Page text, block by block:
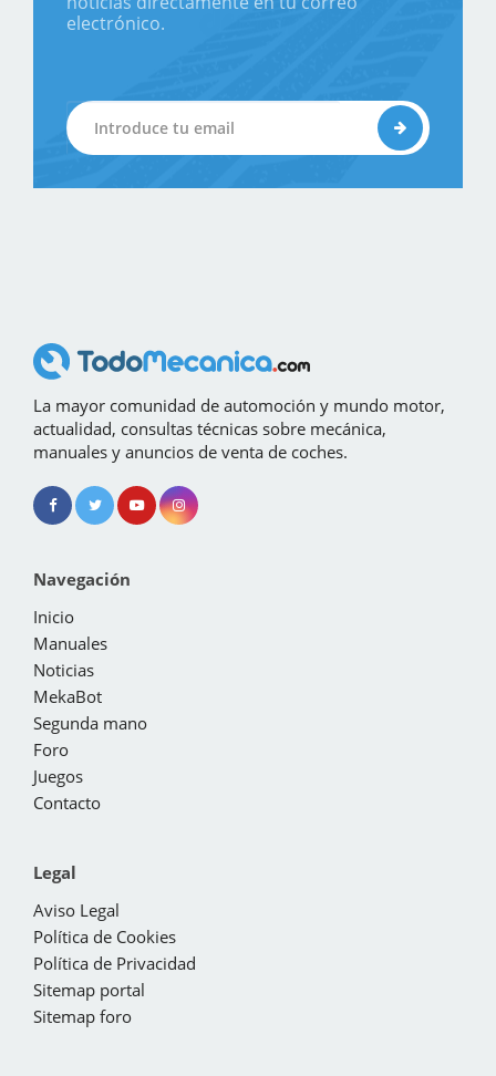
electrónico.
La mayor comunidad de automoción y mundo motor,
actualidad, consultas técnicas sobre mecánica,
manuales y anuncios de venta de coches.
Navegación
Inicio
Manuales
Noticias
MekaBot
Segunda mano
Foro
Juegos
Contacto
Legal
Aviso Legal
Política de Cookies
Política de Privacidad
Sitemap portal
Sitemap foro